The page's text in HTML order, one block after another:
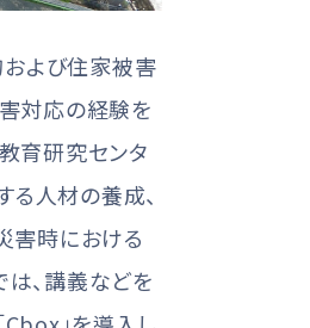
よび住家被害
対応の経験を
育研究センタ
人材の養成、
害時における
、講義などを